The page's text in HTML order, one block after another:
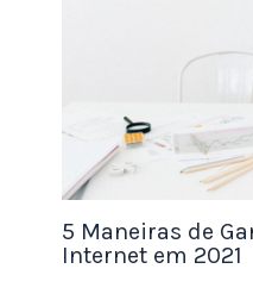
Zoom ou plataformas
uma renda estável e
relacionamento
trabalho online para
autenticidade e o
Como começar no
Iniciar pode parecer
5 Maneiras de
Internet em 2021